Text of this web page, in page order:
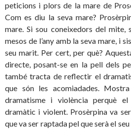
peticions i plors de la mare de
Com es diu la seva mare?
mare. Si sou coneixedors del mite,
mesos de l’any amb la seva mare, i
seu marit. Per cert, per què?
directe, posant-se en la pell dels
també tracta de reflectir el
que són les acomiadades.
dramatisme i violència perquè
dramàtic i violent. Prosèrpina va
que va ser raptada pel que serà el